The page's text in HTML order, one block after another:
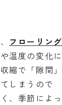
フローリング
温度の変化に
縮で「隙間」
しまうので
、季節によっ